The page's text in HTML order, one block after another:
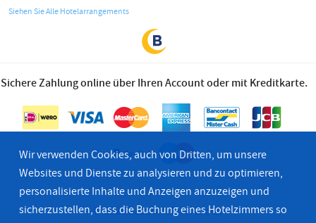
Siehen Sie Alle Hotelarrangements
Sichere Zahlung online über Ihren Account oder mit Kreditkarte.
© 2026 Bastion Hotel Groep
Wir verwenden Cookies, auch von Dritten, um unsere
Websites und Dienste zu analysieren und zu optimieren,
personalisierte Inhalte und Anzeigen anzuzeigen und
sicherzustellen, dass die Buchung eines Hotelzimmers so